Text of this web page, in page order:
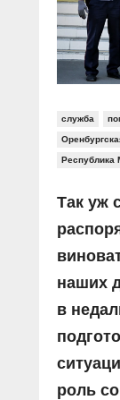
Прямой
В знании
Газета
Журнал
О
Контакты
служба
Республика
Так уж
наших
в
роль